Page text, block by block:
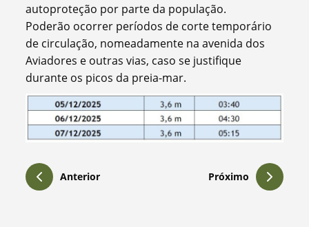
autoproteção por parte da população.
Poderão ocorrer períodos de corte temporário
de circulação, nomeadamente na avenida dos
Aviadores e outras vias, caso se justifique
durante os picos da preia-mar.
Anterior Próximo